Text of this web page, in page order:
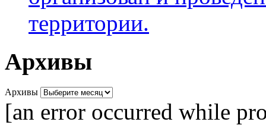
территории.
Архивы
Архивы
[an error occurred while